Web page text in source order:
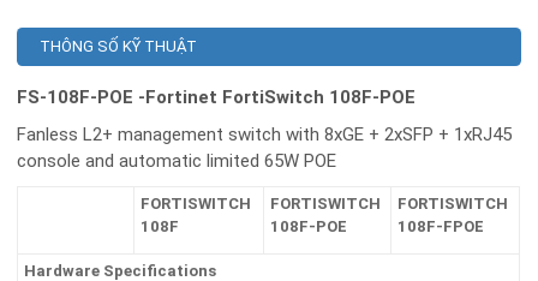
THÔNG SỐ KỸ THUẬT
FS-108F-POE -Fortinet FortiSwitch 108F-POE
Fanless L2+ management switch with 8xGE + 2xSFP + 1xRJ45
console and automatic limited 65W POE
FORTISWITCH
108F
FORTISWITCH
108F-POE
FORTISWITCH
108F-FPOE
Hardware Specifications